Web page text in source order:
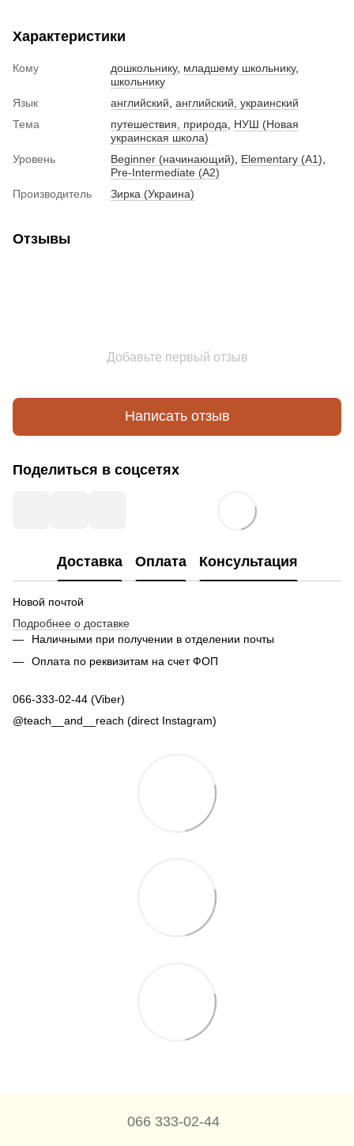
Характеристики
Кому дошкольнику, младшему школьнику,
школьнику
Язык
английский английский, украинский
Тема
путешествия, природа
НУШ (Новая
украинская школа)
Уровень
Beginner (начинающий) Elementary (A1)
Pre-Intermediate (A2)
Производитель
Зирка (Украина)
Отзывы
Добавьте первый отзыв
Написать отзыв
Поделиться в соцсетях
Доставка Оплата Консультация
Новой почтой
Подробнее о доставке
Наличными при получении в отделении почты
Оплата по реквизитам на счет ФОП
066-333-02-44 (Viber)
@teach__and__reach (direct Instagram)
066 333-02-44